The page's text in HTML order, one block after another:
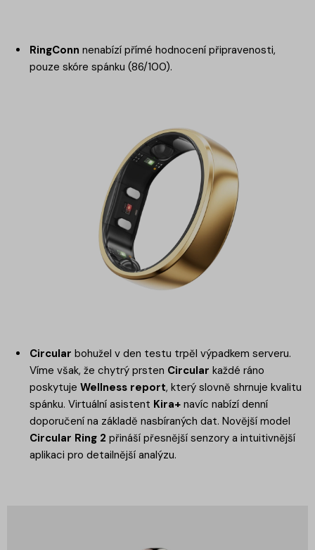
RingConn nenabízí přímé hodnocení připravenosti,
pouze skóre spánku (86/100).
Circular bohužel v den testu trpěl výpadkem serveru.
Víme však, že chytrý prsten Circular každé ráno
poskytuje Wellness report, který slovně shrnuje kvalitu
spánku. Virtuální asistent Kira+ navíc nabízí denní
doporučení na základě nasbíraných dat. Novější model
Circular Ring 2 přináší přesnější senzory a intuitivnější
aplikaci pro detailnější analýzu.